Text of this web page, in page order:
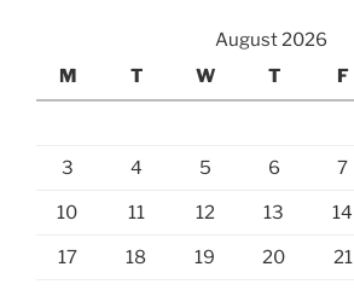
August 2026
M
T W T F
3 4 5 6 7
10 11 12 13 14
17 18 19 20 21